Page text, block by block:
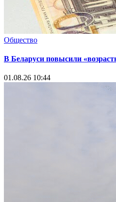
Общество
В Беларуси повысили
01.08.26 10:44